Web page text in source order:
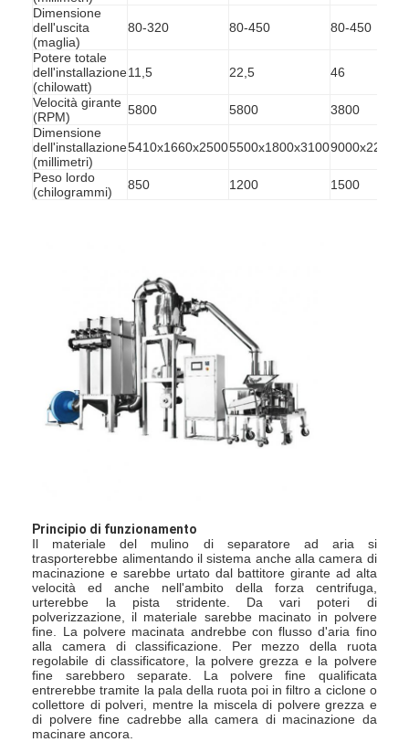
Prodotti
Fatory Tour
notizie
Tutti i casi
Essiccatore di spruzzo centrifugo ad alta velocità
Essiccatore a letto fluidizzato di vibrazione
Dimensione
dell'uscita
(maglia)
80-320 80-450 80-450
Potere totale
dell'installazione
(chilowatt)
11,5 22,5 46
Velocità girante
(RPM)
5800 5800
3800
Dimensione
dell'installazione
(millimetri)
5410x1660x25005500x1800x3100
Peso lordo
(chilogrammi)
850 1200 1500
Principio di funzionamento
Il materiale del mulino di separatore ad aria si
trasporterebbe alimentando il sistema anche alla camera di
macinazione e sarebbe urtato dal battitore girante ad alta
velocità ed anche nell'ambito della forza centrifuga,
urterebbe la pista stridente. Da vari poteri di
polverizzazione, il materiale sarebbe macinato in polvere
fine. La polvere macinata andrebbe con flusso d'aria fino
alla camera di classificazione. Per mezzo della ruota
regolabile di classificatore, la polvere grezza e la polvere
fine sarebbero separate. La polvere fine qualificata
entrerebbe tramite la pala della ruota poi in filtro a ciclone o
collettore di polveri, mentre la miscela di polvere grezza e
di polvere fine cadrebbe alla camera di macinazione da
macinare ancora.